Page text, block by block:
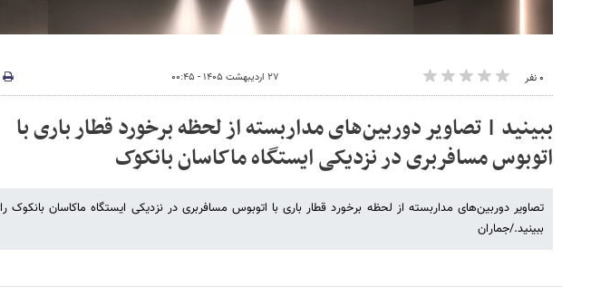
۰ نفر ۲۷ اردیبهشت ۱۴۰۵ - ۰۰:۴۵
ببینید | تصاویر دوربین‌های مداربسته از لحظه برخورد قطار باری با
اتوبوس مسافربری در نزدیکی ایستگاه ماکاسان بانکوک
تصاویر دوربین‌های مداربسته از لحظه برخورد قطار باری با اتوبوس مسافربری در نزدیکی ایستگاه ماکاسان بانکوک را
ببینید./جماران